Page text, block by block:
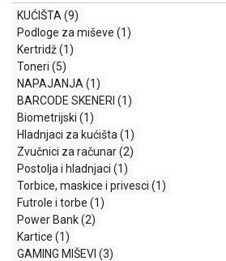
OPREMA
AUDIO,
VIDEO
LAPTOP I
TABLET
RAČUNARI
MONITORI
DODATNA
OPREMA
MOBILNI I
KUĆIŠTA (9)
Podloge za miševe (1)
Kertridž(1)
Toneri (5)
NAPAJANJA (1)
BARCODE SKENERI (1)
Biometrijski (1)
Hladnjaci za kućišta (1)
Zvučnici za računar(2)
Postolja i hladnjaci (1)
Torbice, maskice i privesci (1)
Futrole i torbe (1)
Power Bank(2)
Kartice (1)
GAMING MIŠEVI (3)